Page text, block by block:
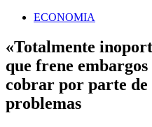
ECONOMIA
«Totalmente
que frene embargos
cobrar por parte de
problemas